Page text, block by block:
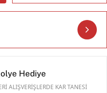
Hediye
ALIŞVERİŞLERDE KAR TANESİ